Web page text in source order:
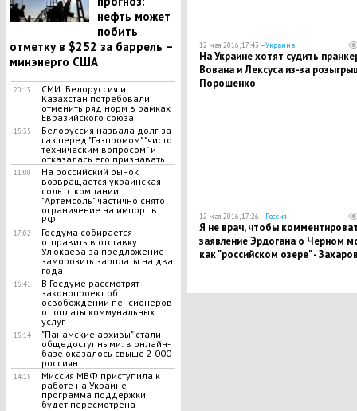
нефть может
побить
отметку в $252 за баррель –
минэнерго США
20:13
СМИ: Белоруссия и
Казахстан потребовали
отменить ряд норм в рамках
Евразийского союза
15:35
Белоруссия назвала долг за
газ перед "Газпромом" "чисто
техническим вопросом" и
отказалась его признавать
11:00
На российский рынок
возвращается украинская
соль: с компании
"Артемсоль" частично снято
ограничение на импорт в
РФ
17:02
Госдума собирается
отправить в отставку
Улюкаева за предложение
заморозить зарплаты на два
года
16:41
В Госдуме рассмотрят
законопроект об
освобождении пенсионеров
от оплаты коммунальных
услуг
15:14
"Панамские архивы" стали
общедоступными: в онлайн-
базе оказалось свыше 2 000
россиян
14:15
Миссия МВФ приступила к
работе на Украине –
программа поддержки
будет пересмотрена
12 мая 2016, 17:43 —Украина
На Украине хотят судить
Вована и Лексуса из-за
Порошенко
12 мая 2016, 17:26 —Россия
Я не врач, чтобы
заявление Эрдогана о Черном
как "российском озере" -